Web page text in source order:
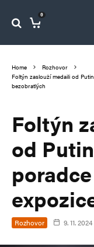
0
Home
Rozhovor
Foltýn zaslouží medaili od
bezobratlých
Foltýn
od
Rozhovor 9. 11. 2024